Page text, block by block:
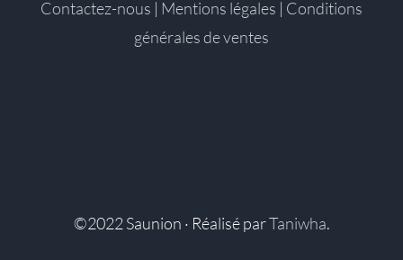
Contactez-nous | Mentions légales | Conditions
générales de ventes
©2022 Saunion · Réalisé parTaniwha.